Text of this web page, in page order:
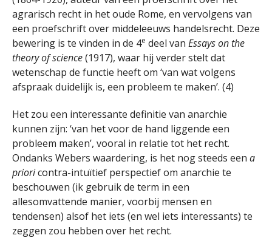
agrarisch recht in het oude Rome, en vervolgens van
een proefschrift over middeleeuws handelsrecht. Deze
bewering is te vinden in de 4e deel van Essays on the
theory of science(1917), waar hij verder stelt dat
wetenschap de functie heeft om ‘van wat volgens
afspraak duidelijk is, een probleem te maken’. (4)
Het zou een interessante definitie van anarchie
kunnen zijn: ‘van het voor de hand liggende een
probleem maken’, vooral in relatie tot het recht.
Ondanks Webers waardering, is het nog steeds een a
prioricontra-intuïtief perspectief om anarchie te
beschouwen (ik gebruik de term in een
allesomvattende manier, voorbij mensen en
tendensen) alsof het iets (en wel iets interessants) te
zeggen zou hebben over het recht.